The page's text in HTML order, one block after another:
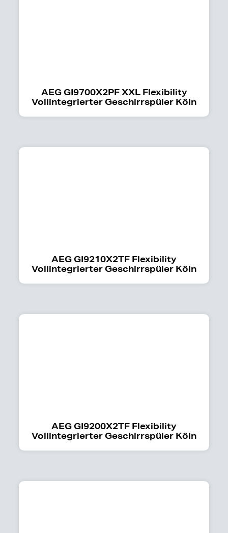
AEG GI9700X2PF XXL Flexibility
Vollintegrierter Geschirrspüler Köln
AEG GI9210X2TF Flexibility
Vollintegrierter Geschirrspüler Köln
AEG GI9200X2TF Flexibility
Vollintegrierter Geschirrspüler Köln